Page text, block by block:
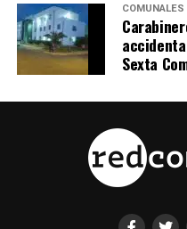
COMUNALES
Sexta